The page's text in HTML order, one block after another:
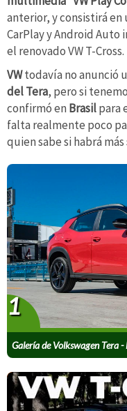
anterior, y consistirá en
CarPlay y Android Auto
el renovado VW T-Cross.
VWtodavía no anunció
del Tera, pero si
confirmó en Brasilpara
falta realmente poco
quien sabe si habrá más
Galería de Volkswagen Tera
Brasil
1